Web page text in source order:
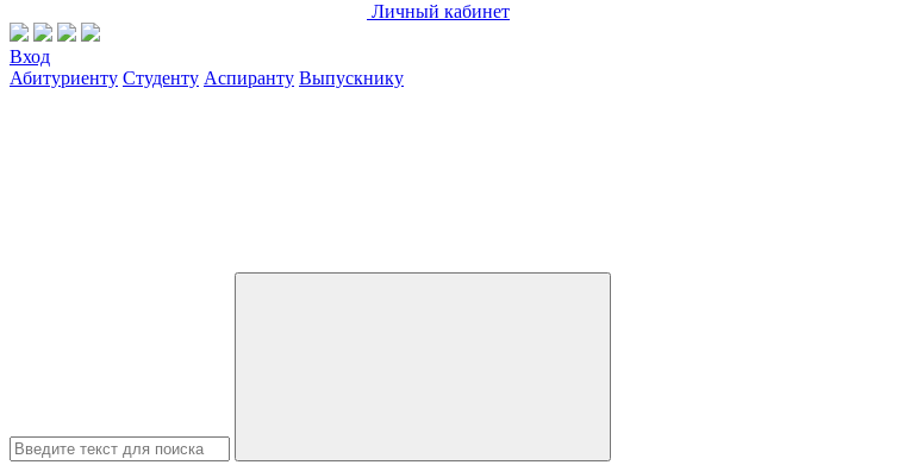
Личный кабинет
Вход
Абитуриенту Студенту Аспиранту Выпускнику